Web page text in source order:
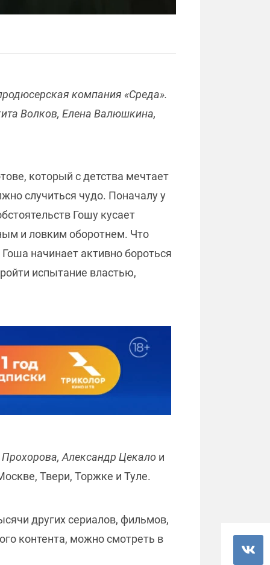
компания «Среда».
Волков, Елена Валюшкина,
который с детства мечтает
случиться чудо. Поначалу у
Гошу кусает
и ловким оборотнем. Что
начинает активно бороться
испытание властью,
Александр Цекало и
Твери, Торжке и Туле.
других сериалов, фильмов,
контента, можно смотреть в